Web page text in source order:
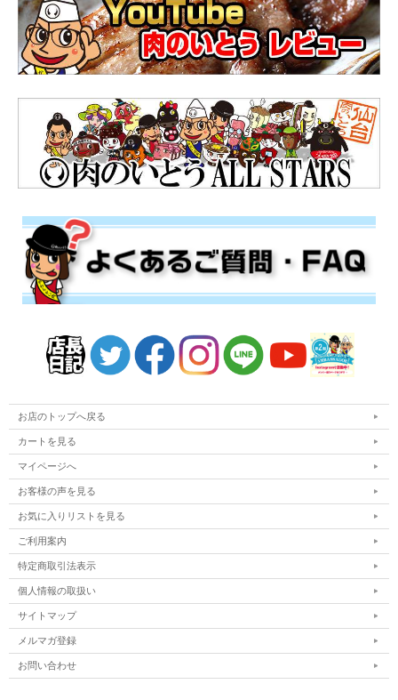
お店のトップへ戻る
カートを見る
マイページへ
お客様の声を見る
お気に入りリストを見る
ご利用案内
特定商取引法表示
個人情報の取扱い
サイトマップ
メルマガ登録
お問い合わせ